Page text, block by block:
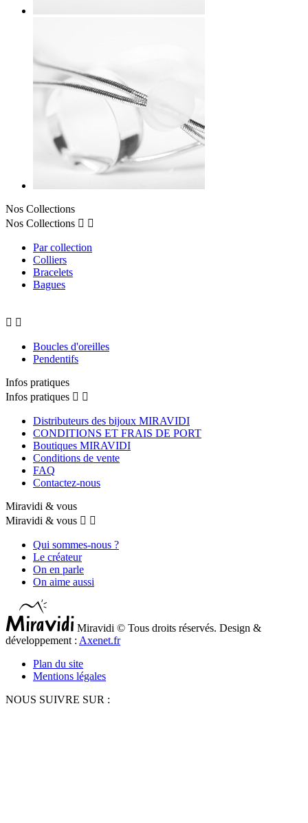
Nos Collections
Nos Collections  
Par collection
Colliers
Bracelets
Bagues
 
Boucles d'oreilles
Pendentifs
Infos pratiques
Infos pratiques  
Distributeurs des bijoux MIRAVIDI
CONDITIONS ET FRAIS DE PORT
Boutiques MIRAVIDI
Conditions de vente
FAQ
Contactez-nous
Miravidi & vous
Miravidi & vous  
Qui sommes-nous ?
Le créateur
On en parle
On aime aussi
Miravidi © Tous droits réservés. Design &
développement : Axenet.fr
Plan du site
Mentions légales
NOUS SUIVRE SUR :